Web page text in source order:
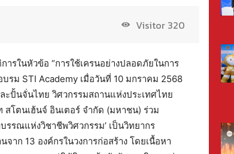
Visitor 320
รในหัวข้อ “การใช้เครนอย่างปลอดภัยในการ
ม STI Academy เมื่อวันที่ 10 มกราคม 2568
ปั้นจั่นไทย วิศวกรรมสถานแห่งประเทศไทย
โตนเฮ้นจ์ อินเตอร์ จำกัด (มหาชน) ร่วม
รณแห่งวิชาชีพวิศวกรรม’ เป็นวิทยากร
าก 13 องค์กรในวงการก่อสร้าง โดยเนื้อหา